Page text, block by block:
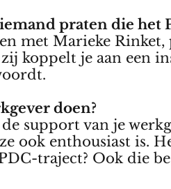
praten die het
met Marieke
koppelt je aan een
doen?
support van je
ook enthousiast is.
traject? Ook die